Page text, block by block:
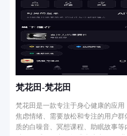
解锁新功能。 智能辅听 / 助听：放
（部分型号）。 耳机查找：定位最
2. 音乐播放 正版曲库：内置百万级
本地音乐播放：支持手机本地歌曲、
页纯净、无干扰。 3. 运动模式 BPM
动匹配节奏音乐。 运动数据：记录
（需耳机支持）。 语音播报：实时
能语音 腾讯叮当语音：语音搜歌、切
梵花田-梵花田
梵花田是一款专注于身心健康的应用
焦虑情绪、需要放松和专注的用户
质的白噪音、冥想课程、助眠故事